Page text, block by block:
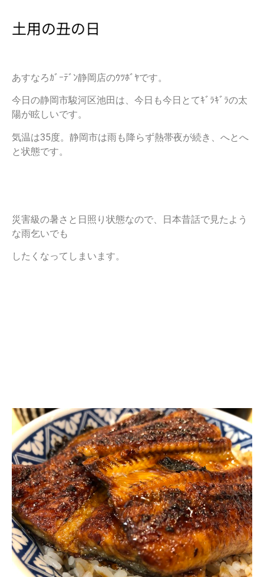
土用の丑の日
あすなろｶﾞｰﾃﾞﾝ静岡店のｳﾂﾎﾞﾔです。
今日の静岡市駿河区池田は、今日も今日とてｷﾞﾗｷﾞﾗの太
陽が眩しいです。
気温は35度。静岡市は雨も降らず熱帯夜が続き、へとへ
と状態です。
災害級の暑さと日照り状態なので、日本昔話で見たよう
な雨乞いでも
したくなってしまいます。